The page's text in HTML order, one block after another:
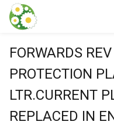
本文に飛ぶ
FORWARDS
PROTECTION
LTR.CURRENT
REPLACED IN